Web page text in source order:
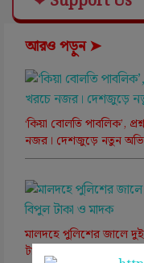
আরও পড়ুন ➤
‘কিয়া বোলতি পাবলিক’,
নজর। দেশজুড়ে নতুন
মালদহে পুলিশের জালে
টাকা ও মাদক